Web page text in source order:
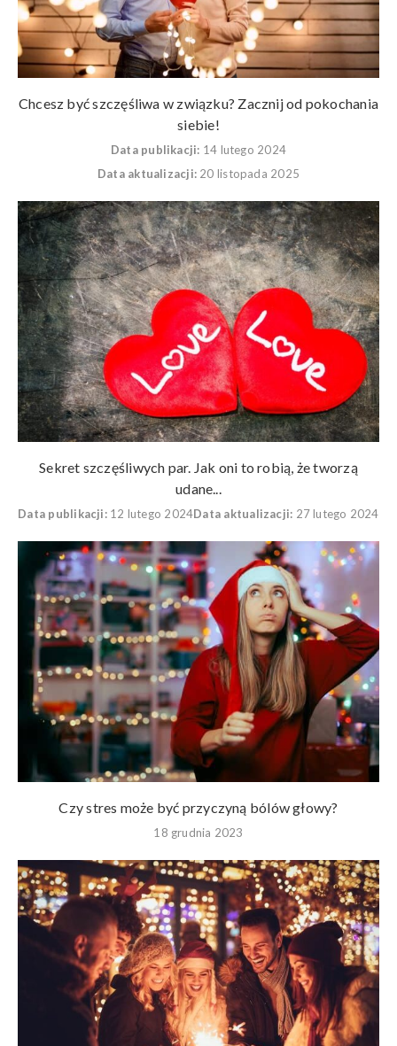
Chcesz być szczęśliwa w związku? Zacznij od pokochania
siebie!
Data publikacji: 14 lutego 2024
Data aktualizacji: 20 listopada 2025
Sekret szczęśliwych par. Jak oni to robią, że tworzą
udane...
Data publikacji: 12 lutego 2024Data aktualizacji: 27 lutego 2024
Czy stres może być przyczyną bólów głowy?
18 grudnia 2023